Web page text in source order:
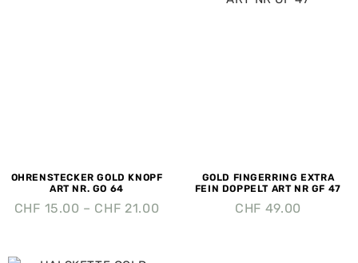
OHRENSTECKER GOLD KNOPF
ART NR. GO 64
CHF 15.00 – CHF 21.00
GOLD FINGERRING EXTRA
FEIN DOPPELT ART NR GF 47
CHF 49.00